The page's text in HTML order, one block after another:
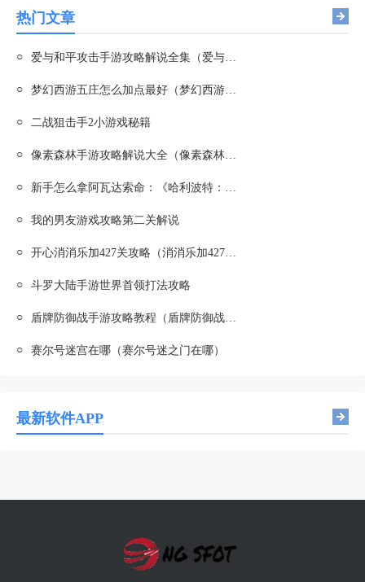
热门文章
○ 爱与和平攻击手游攻略解说全集（爱与和平系列）
○ 梦幻西游五庄怎么加点最好（梦幻西游五庄怎么加点最好的）
○ 二战狙击手2小游戏秘籍
○ 像素森林手游攻略解说大全（像素森林手游攻略解说大全最新）
○ 新手怎么拿阿瓦达索命：《哈利波特：魔法觉醒》游戏攻略
○ 我的男友游戏攻略第二关解说
○ 开心消消乐加427关攻略（消消乐加427关怎么过）
○ 斗罗大陆手游世界首领打法攻略
○ 盾牌防御战手游攻略教程（盾牌防御战手游攻略教程视频）
○ 赛尔号迷宫在哪（赛尔号迷之门在哪）
最新软件APP